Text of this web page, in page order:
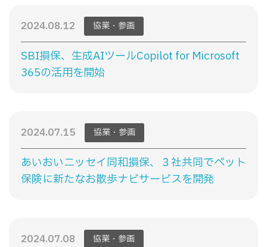
2024.08.12 協業・参画
SBI損保、生成AIツールCopilot for Microsoft
365の活用を開始
2024.07.15 協業・参画
あいおいニッセイ同和損保、３社共同でぺット
保険に新たなお散歩ナビサービスを開発
2024.07.08 協業・参画